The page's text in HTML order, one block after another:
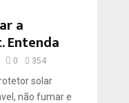
a
Entenda
0 354
solar
não fumar e